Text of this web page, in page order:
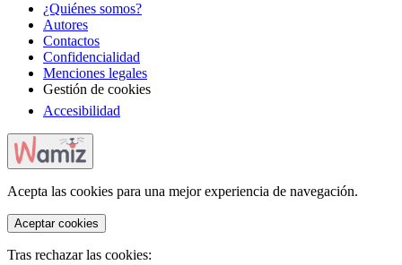
¿Quiénes somos?
Autores
Contactos
Confidencialidad
Menciones legales
Gestión de cookies
Accesibilidad
Acepta las cookies para una mejor experiencia de navegación.
Aceptar cookies
Tras rechazar las cookies: